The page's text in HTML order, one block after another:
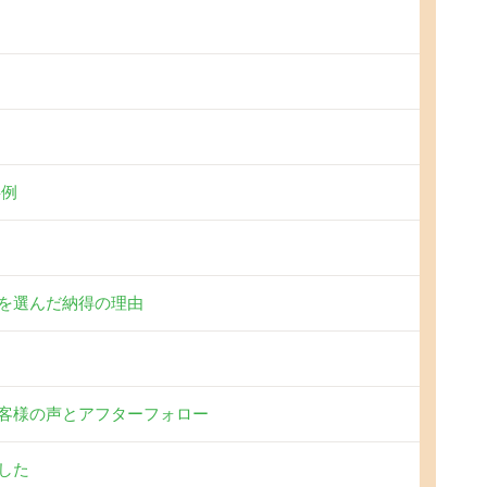
選んだ納得の理由
様の声とアフターフォロー
た